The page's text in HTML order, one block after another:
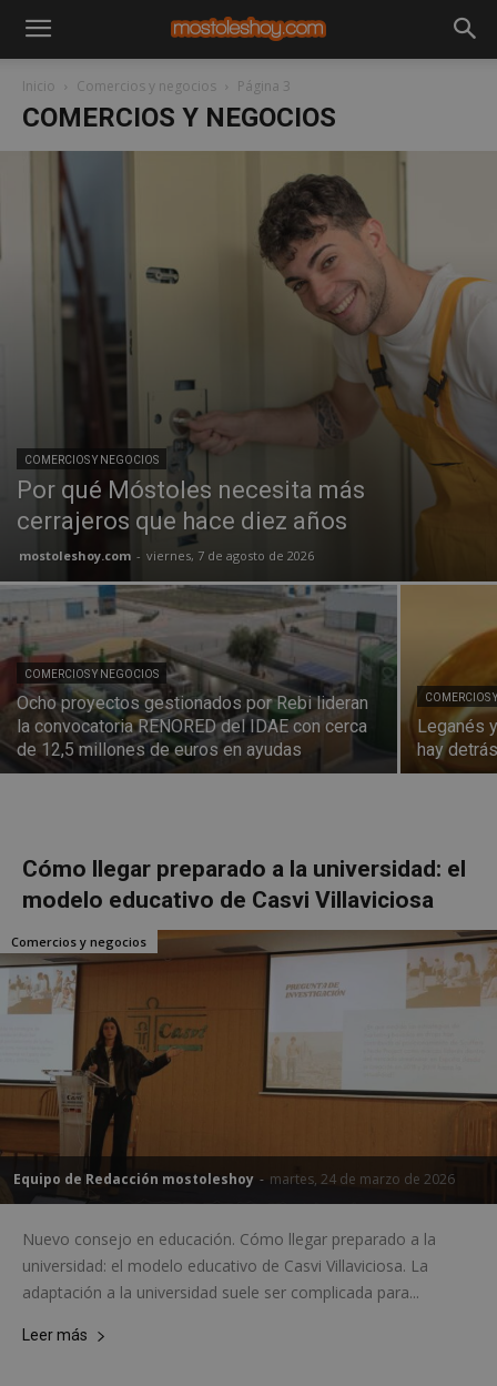
Inicio Comercios y negocios Página 3
COMERCIOS Y NEGOCIOS
COMERCIOS Y NEGOCIOS
Por qué Móstoles necesita más
cerrajeros que hace diez años
mostoleshoy.com - viernes, 7 de agosto de 2026
COMERCIOS Y NEGOCIOS
Ocho proyectos gestionados por Rebi lideran
la convocatoria RENORED del IDAE con cerca
de 12,5 millones de euros en ayudas
COMERCIOS
Leganés
hay
Cómo llegar preparado a la universidad: el
modelo educativo de Casvi Villaviciosa
Equipo de Redacción mostoleshoy - martes, 24 de marzo de 2026
Comercios y negocios
Nuevo consejo en educación. Cómo llegar preparado a la
universidad: el modelo educativo de Casvi Villaviciosa. La
adaptación a la universidad suele ser complicada para...
Leer más